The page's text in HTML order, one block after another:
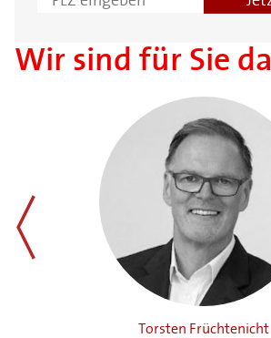
Wir sind für Sie da
Torsten Früchtenicht